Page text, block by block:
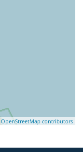
OpenStreetMap contributors